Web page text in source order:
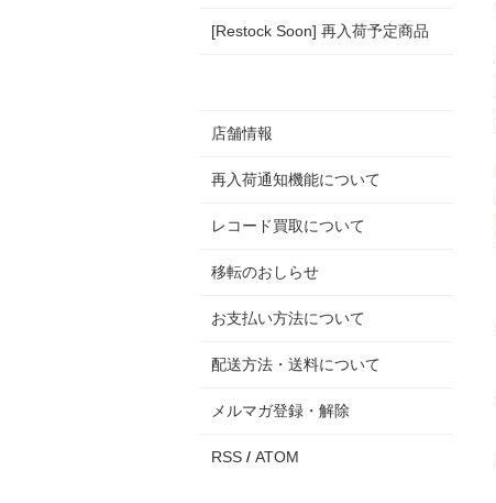
[Restock Soon] 再入荷予定商品
店舗情報
再入荷通知機能について
レコード買取について
移転のおしらせ
お支払い方法について
配送方法・送料について
メルマガ登録・解除
RSS / ATOM